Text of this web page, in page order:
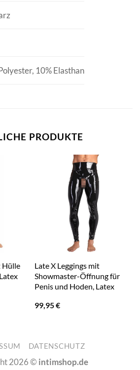
10% Elasthan
PRODUKTE
Hülle
Late X Leggings mit
Showmaster-Öffnung für
Penis und Hoden, Latex
99,95€
DATENSCHUTZ
2026 © intimshop.de